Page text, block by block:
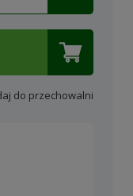
do przechowalni